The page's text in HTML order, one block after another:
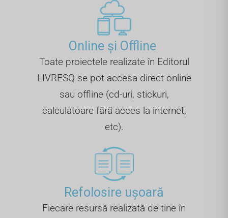
Online și Offline ​
Toate proiectele realizate în Editorul
LIVRESQ se pot accesa direct online
sau offline (cd-uri, stickuri,
calculatoare fără acces la internet,
etc).
Refolosire ușoară
Fiecare resursă realizată de tine în